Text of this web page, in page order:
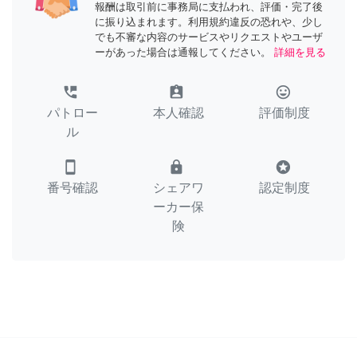
報酬は取引前に事務局に支払われ、評価・完了後
に振り込まれます。利用規約違反の恐れや、少し
でも不審な内容のサービスやリクエストやユーザ
ーがあった場合は通報してください。
詳細を見る
perm_phone_msg
パトロー
ル
assignment_ind
本人確認
tag_faces
評価制度
smartphone
番号確認
lock
シェアワ
ーカー保
険
stars
認定制度